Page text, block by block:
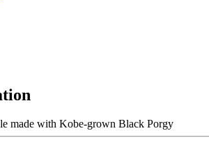
made with Kobe-grown Black Porgy